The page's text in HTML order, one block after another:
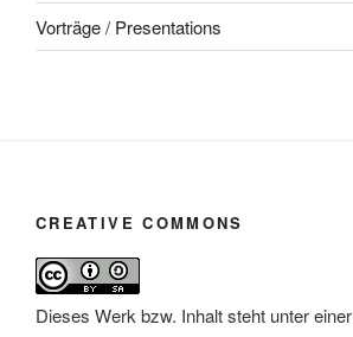
Vorträge / Presentations
CREATIVE COMMONS
Dieses Werk bzw. Inhalt steht unter einer